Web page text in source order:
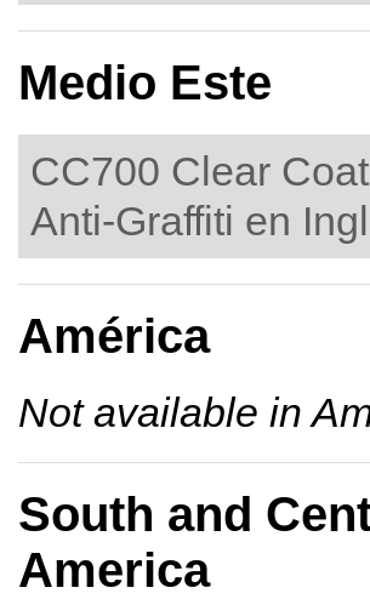
Medio Este
CC700 Clear Coat
Anti-Graffiti en
América
Not available in
South and
America